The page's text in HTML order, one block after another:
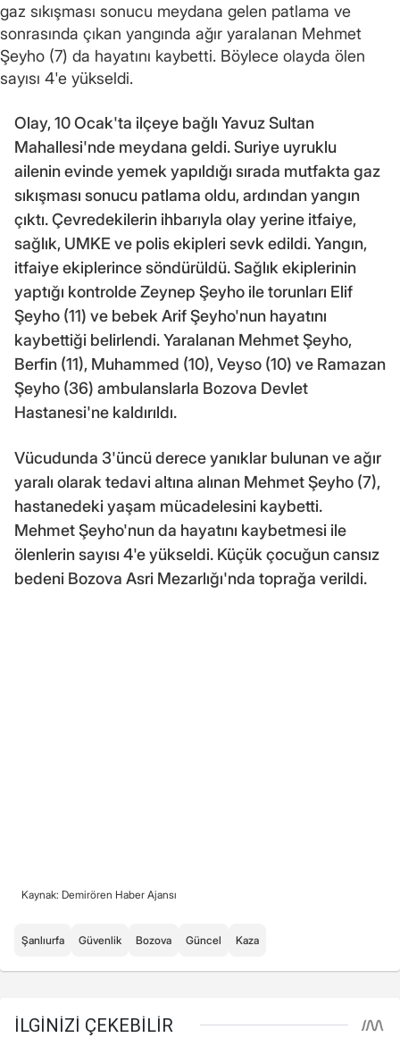
gaz sıkışması sonucu meydana gelen patlama ve
sonrasında çıkan yangında ağır yaralanan Mehmet
Şeyho (7) da hayatını kaybetti. Böylece olayda ölen
sayısı 4'e yükseldi.
Olay, 10 Ocak'ta ilçeye bağlı Yavuz Sultan
Mahallesi'nde meydana geldi. Suriye uyruklu
ailenin evinde yemek yapıldığı sırada mutfakta gaz
sıkışması sonucu patlama oldu, ardından yangın
çıktı. Çevredekilerin ihbarıyla olay yerine itfaiye,
sağlık, UMKE ve polis ekipleri sevk edildi. Yangın,
itfaiye ekiplerince söndürüldü. Sağlık ekiplerinin
yaptığı kontrolde Zeynep Şeyho ile torunları Elif
Şeyho (11) ve bebek Arif Şeyho'nun hayatını
kaybettiği belirlendi. Yaralanan Mehmet Şeyho,
Berfin (11), Muhammed (10), Veyso (10) ve Ramazan
Şeyho (36) ambulanslarla Bozova Devlet
Hastanesi'ne kaldırıldı.
Vücudunda 3'üncü derece yanıklar bulunan ve ağır
yaralı olarak tedavi altına alınan Mehmet Şeyho (7),
hastanedeki yaşam mücadelesini kaybetti.
Mehmet Şeyho'nun da hayatını kaybetmesi ile
ölenlerin sayısı 4'e yükseldi. Küçük çocuğun cansız
bedeni Bozova Asri Mezarlığı'nda toprağa verildi.
Kaynak: Demirören Haber Ajansı
Şanlıurfa Güvenlik Bozova Güncel Kaza